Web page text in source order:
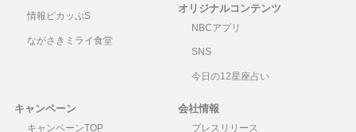
2025
年1
「かし
まんに
はっぴ
岸壁の母/二葉百合子
情報ピカッぷS
ながさきミライ食堂
オリジナルコンテンツ
NBCアプリ
SNS
今日の12星座占い
キャンペーン
キャンペーンTOP
会社情報
プレスリリース